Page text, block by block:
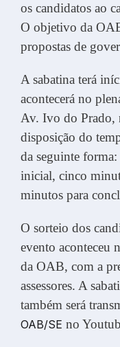
os candidatos ao
O objetivo da
propostas de
A sabatina terá
acontecerá no
Av. Ivo do Prado,
disposição do
da seguinte
inicial, cinco
minutos para
O sorteio dos
evento aconteceu
da OAB, com a
assessores. A
também será
OAB/SE no